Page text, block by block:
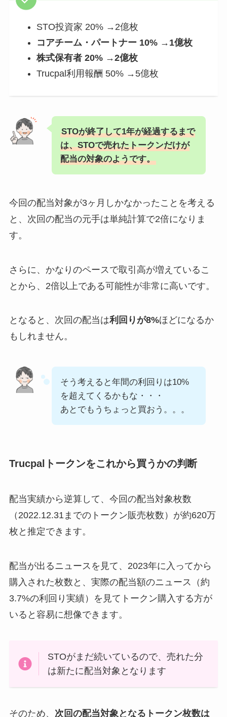
STO投資家 20% →2億枚
コアチーム・パートナー 10% →1億枚
株式保有者 20% →2億枚
Trucpal利用報酬 50% →5億枚
STOが終了して1年が経過するまで
は、STOで売れたトークンだけが
配当の対象のようです。
今回の配当対象が3ヶ月しかなかったことを考える
と、次回の配当の元手は単純計算で2倍になりま
す。
さらに、かなりのペースで取引高が増えているこ
とから、2倍以上である可能性が非常に高いです。
となると、次回の配当は利回りが8%ほどになるか
もしれません。
そう考えると年間の利回りは10%
を超えてくるかもな・・・
あとでもうちょっと買おう。。。
Trucpalトークンをこれから買うかの判断
配当実績から逆算して、今回の配当対象枚数
（2022.12.31までのトークン販売枚数）が約620万
枚と推定できます。
配当が出るニュースを見て、2023年に入ってから
購入された枚数と、実際の配当額のニュース（約
3.7%の利回り実績）を見てトークン購入する方が
いると容易に想像できます。
STOがまだ続いているので、売れた分
は新たに配当対象となります
そのため、 次回の配当対象となるトークン枚数は